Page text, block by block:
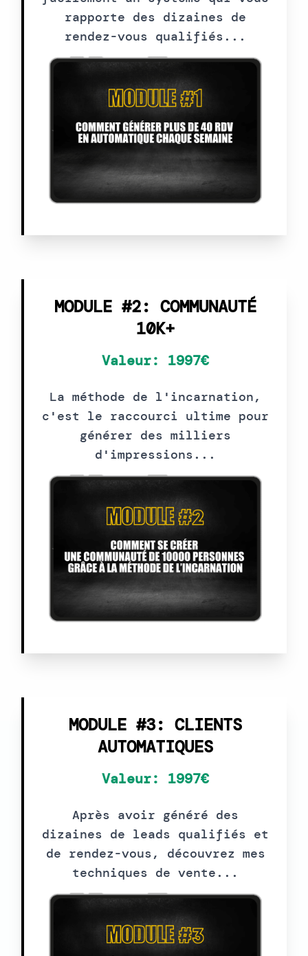
rapporte des dizaines de
rendez-vous qualifiés...
MODULE #2: COMMUNAUTÉ
10K+
Valeur: 1997€
La méthode de l'incarnation,
c'est le raccourci ultime pour
générer des milliers
d'impressions...
MODULE #3: CLIENTS
AUTOMATIQUES
Valeur: 1997€
Après avoir généré des
dizaines de leads qualifiés et
de rendez-vous, découvrez mes
techniques de vente...